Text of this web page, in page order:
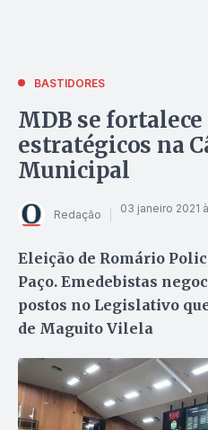
BASTIDORES
MDB se fortalece
estratégicos na
Municipal
Redação 03 janeiro 2021
Eleição de Romário
Paço. Emedebistas
postos no Legislativo
de Maguito Vilela